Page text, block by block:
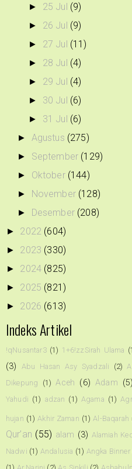
► 25 Jul (9)
► 26 Jul (9)
► 27 Jul (11)
► 28 Jul (4)
► 29 Jul (4)
► 30 Jul (6)
► 31 Jul (6)
► Agustus (275)
► September (129)
► Oktober (144)
► November (128)
► Desember (208)
► 2022 (604)
► 2023 (330)
► 2024 (825)
► 2025 (821)
► 2026 (613)
Indeks Artikel
!qNusantar3 (1) 1+6!zzSirah Ulama
(3)
Abu Hasan Asy Syadzali (2)
Dikepung
(1) Aceh (6) Adam (5)
Yahudi (1) adzan (1) Agama (1)
hujan (1) Akhir Zaman (1) Al-Baqarah
Qur’an (55) alam (3) Alamiah
Nadwi (1) Andalusia (1) Angka Binner